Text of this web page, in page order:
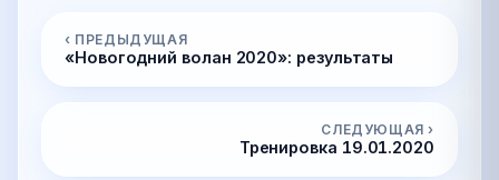
‹ ПРЕДЫДУЩАЯ
«Новогодний волан 2020»: результаты
СЛЕДУЮЩАЯ ›
Тренировка 19.01.2020